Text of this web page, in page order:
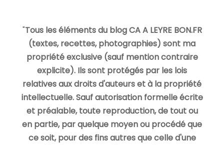
"Tous les éléments du blog CA A LEYRE BON.FR
(textes, recettes, photographies) sont ma
propriété exclusive (sauf mention contraire
explicite). Ils sont protégés par les lois
relatives aux droits d'auteurs et à la propriété
intellectuelle. Sauf autorisation formelle écrite
et préalable, toute reproduction, de tout ou
en partie, par quelque moyen ou procédé que
ce soit, pour des fins autres que celle d'une